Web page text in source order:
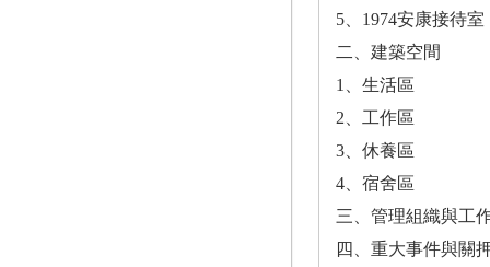
5、1974安康接待室
二、建築空間
1、生活區
2、工作區
3、休養區
4、宿舍區
三、管理組織與工
四、重大事件與關